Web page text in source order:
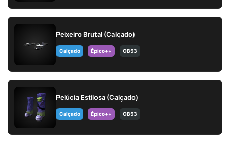
Peixeiro Brutal (Calçado)
Calçado Épico++ OB53
Pelúcia Estilosa (Calçado)
Calçado Épico++ OB53